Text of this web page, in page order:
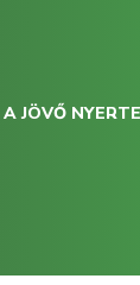
JÖVŐ